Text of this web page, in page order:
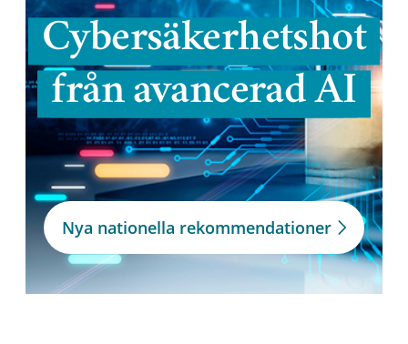
Cybersäkerhetshot
från avancerad AI
Nya nationella rekommendationer